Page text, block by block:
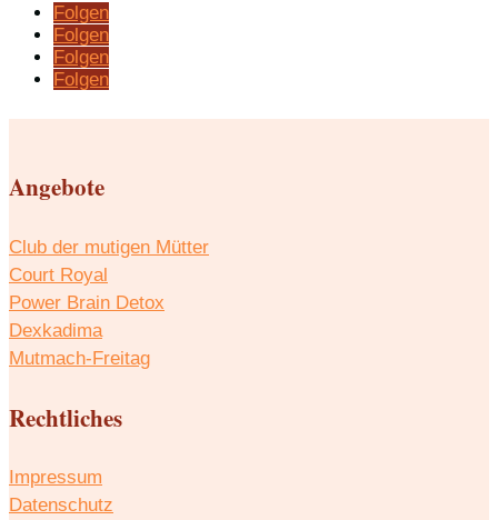
Folgen
Folgen
Folgen
Folgen
Angebote
Club der mutigen Mütter
Court Royal
Power Brain Detox
Dexkadima
Mutmach-Freitag
Rechtliches
Impressum
Datenschutz